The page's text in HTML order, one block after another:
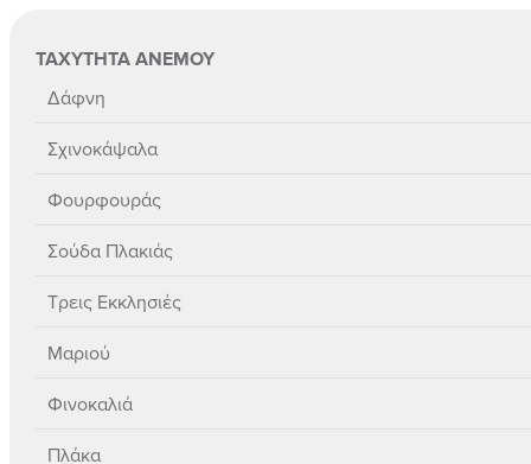
ΤΑΧΥΤΗΤΑ ΑΝΕΜΟΥ
Δάφνη
Σχινοκάψαλα
Φουρφουράς
Σούδα Πλακιάς
Τρεις Εκκλησιές
Μαριού
Φινοκαλιά
Πλάκα